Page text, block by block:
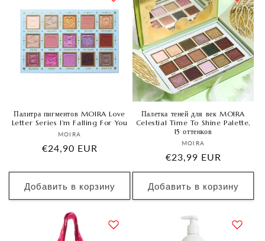
Палитра пигментов MOIRA Love
Letter Series I'm Falling For You
Продавец:
MOIRA
Обычная
€24,90 EUR
Добавить в корзину
Палетка теней для век MOIRA
Celestial Time To Shine Palette,
15 оттенков
Продавец:
MOIRA
Обычная
цена
€23,99 EUR
Добавить в корзину